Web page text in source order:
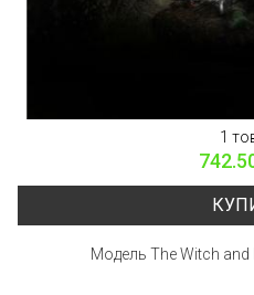
1
Модель The Witch